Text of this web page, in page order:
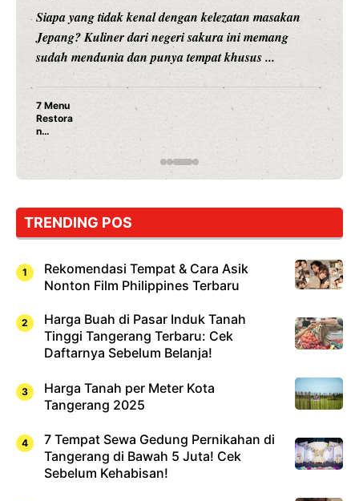
Siapa yang tidak kenal dengan kelezatan masakan
Jepang? Kuliner dari negeri sakura ini memang
sudah mendunia dan punya tempat khusus ...
7 Menu
Restora
n
Jepang
Dicoba,
Cuma
Sushi!
TRENDING POS
Rekomendasi Tempat & Cara Asik
Nonton Film Philippines Terbaru
Harga Buah di Pasar Induk Tanah
Tinggi Tangerang Terbaru: Cek
Daftarnya Sebelum Belanja!
Harga Tanah per Meter Kota
Tangerang 2025
7 Tempat Sewa Gedung Pernikahan di
Tangerang di Bawah 5 Juta! Cek
Sebelum Kehabisan!